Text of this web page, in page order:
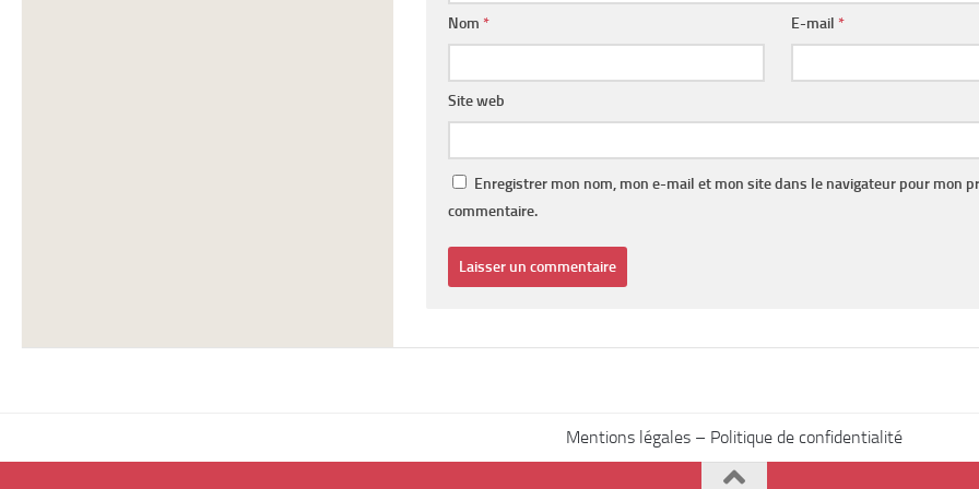
Nom * E-mail *
Site web
Enregistrer mon nom, mon e-mail et mon site dans le navigateur pour mon
commentaire.
Mentions légales – Politique de confidentialité